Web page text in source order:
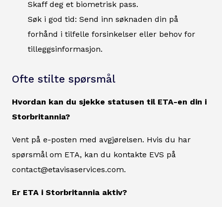
Skaff deg et biometrisk pass.
Søk i god tid: Send inn søknaden din på
forhånd i tilfelle forsinkelser eller behov for
tilleggsinformasjon.
Ofte stilte spørsmål
Hvordan kan du sjekke statusen til ETA-en din i
Storbritannia?
Vent på e-posten med avgjørelsen. Hvis du har
spørsmål om ETA, kan du kontakte EVS på
contact@etavisaservices.com.
Er ETA i Storbritannia aktiv?